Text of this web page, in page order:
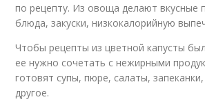
по рецепту. Из овоща делают вкусные
блюда, закуски, низкокалорийную
Чтобы рецепты из цветной капусты
ее нужно сочетать с нежирными
готовят супы, пюре, салаты,
другое.